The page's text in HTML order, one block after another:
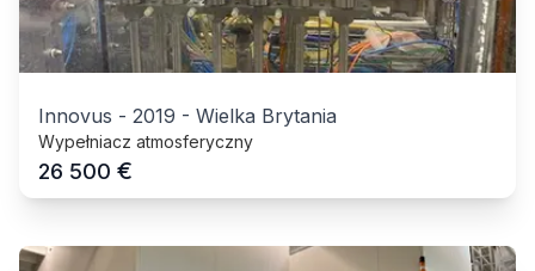
Innovus - 2019 - Wielka Brytania
Wypełniacz atmosferyczny
26 500 €